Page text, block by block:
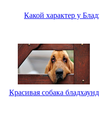
Какой характер у
Красивая собака бладхаунд